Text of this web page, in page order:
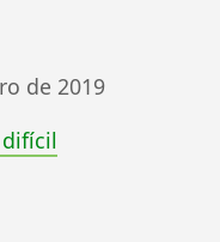
de 2019